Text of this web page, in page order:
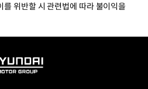
위반할 시 관련법에 따라 불이익을